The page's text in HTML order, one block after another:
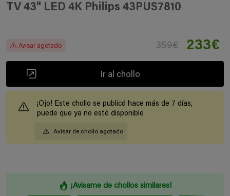
TV 43" LED 4K Philips 43PUS7810
Avisar agotado 359€ 233€
Ir al chollo
¡Ojo! Este chollo se publicó hace más de 7 días,
puede que ya no esté disponible
Avisar de chollo agotado
¡Avisame de chollos similares!